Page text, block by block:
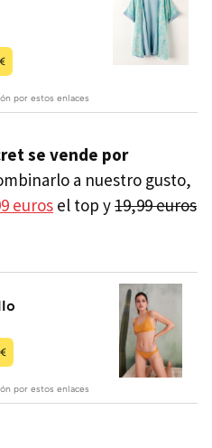
€
por estos enlaces
se vende por
a nuestro gusto,
euros el top y19,99 euros
€
por estos enlaces